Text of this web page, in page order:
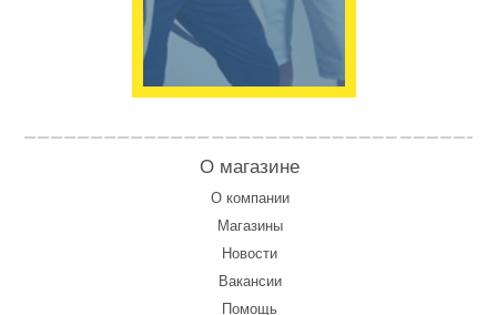
О магазине
О компании
Магазины
Новости
Вакансии
Помощь